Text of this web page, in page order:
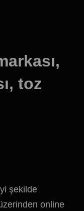
toz
şekilde
online